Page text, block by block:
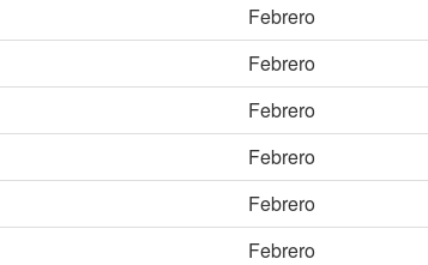
Febrero
Febrero
Febrero
Febrero
Febrero
Febrero